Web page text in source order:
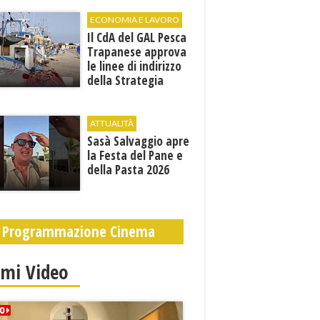
Sofia"
ECONOMIA E LAVORO
Il CdA del GAL Pesca
Trapanese approva
le linee di indirizzo
della Strategia
ATTUALITÀ
Sasà Salvaggio apre
la Festa del Pane e
della Pasta 2026
Programmazione Cinema
Video